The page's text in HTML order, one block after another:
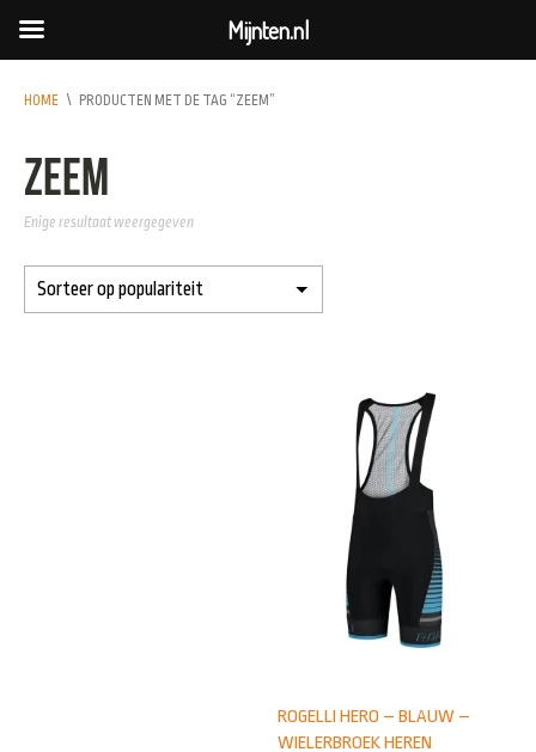
HOME \ PRODUCTEN MET DE TAG “ZEEM”
zeem
Enige resultaat weergegeven
ROGELLI HERO – BLAUW –
WIELERBROEK HEREN
Mijnten.nl